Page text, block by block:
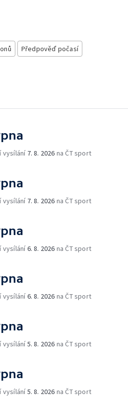
Předpověď počasí
vysílání 7. 8. 2026 na ČT sport
vysílání 7. 8. 2026 na ČT sport
vysílání6. 8. 2026 na ČT sport
vysílání6. 8. 2026 na ČT sport
vysílání5. 8. 2026 na ČT sport
vysílání5. 8. 2026 na ČT sport